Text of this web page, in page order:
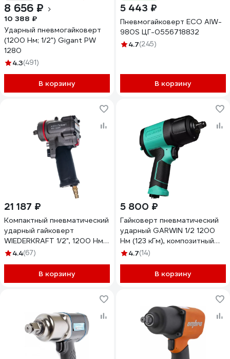
8 656 ₽
10 388 ₽
Ударный пневмогайковерт
(1200 Нм; 1/2") Gigant PW
1280
4.3(491)
В корзину
5 443 ₽
Пневмогайковерт ECO AIW-
980S ЦГ-0556718832
4.7(245)
В корзину
21 187 ₽
Компактный пневматический
ударный гайковерт
WIEDERKRAFT 1/2", 1200 Нм,
119 мм WDK-20420S
4.4(67)
В корзину
5 800 ₽
Гайковерт пневматический
ударный GARWIN 1/2 1200
Нм (123 кГм), композитный
800527-12-1200
4.7(14)
В корзину